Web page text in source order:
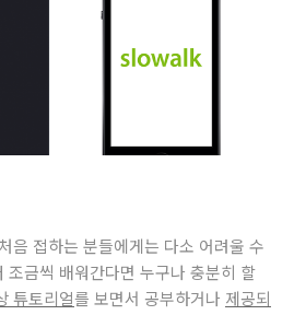
음 접하는 분들에게는 다소 어려울 수
조금씩 배워간다면 누구나 충분히 할
튜토리얼를 보면서 공부하거나 제공되